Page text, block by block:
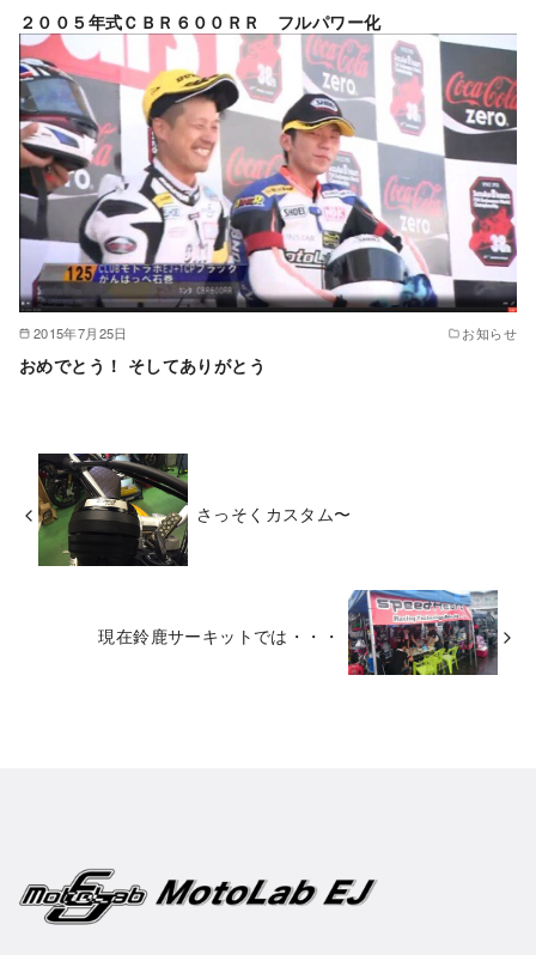
２００５年式ＣＢＲ６００ＲＲ フルパワー化
2015年7月25日 お知らせ
おめでとう！ そしてありがとう
さっそくカスタム〜
現在鈴鹿サーキットでは・・・